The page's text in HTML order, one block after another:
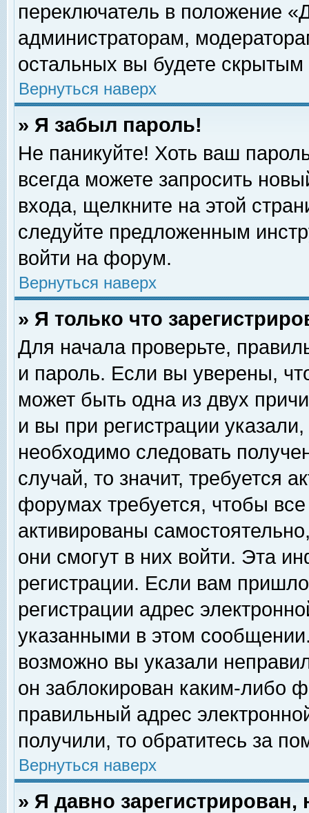
переключатель в положение
администраторам,
остальных вы будете скрытым
Вернуться наверх
» Я забыл пароль!
Не паникуйте! Хоть ваш
всегда можете запросить
входа, щелкните на этой
следуйте предложенным
войти на форум.
Вернуться наверх
» Я только что
Для начала проверьте,
и пароль. Если вы уверены,
может быть одна из двух
и вы при регистрации
необходимо следовать
случай, то значит, требуется
форумах требуется, чтобы
активированы
они смогут в них войти. Эта
регистрации. Если вам
регистрации адрес
указанными в этом
возможно вы указали
он заблокирован каким-либо
правильный адрес
получили, то обратитесь за
Вернуться наверх
» Я давно